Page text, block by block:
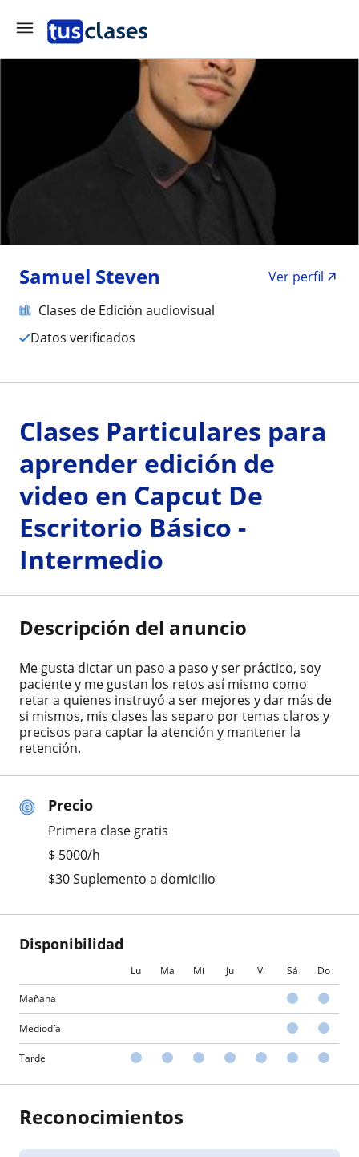
Samuel Steven
Ver perfil
Clases de Edición audiovisual
Datos verificados
Precio
Primera clase gratis
$ 5000/h
$30 Suplemento a domicilio
Disponibilidad
Lu Ma Mi Ju Vi Sá Do
Mañana
Mediodía
Tarde
Clases Particulares para
aprender edición de
video en Capcut De
Escritorio Básico -
Intermedio
Descripción del anuncio
Me gusta dictar un paso a paso y ser práctico, soy
paciente y me gustan los retos así mismo como
retar a quienes instruyó a ser mejores y dar más de
si mismos, mis clases las separo por temas claros y
precisos para captar la atención y mantener la
retención.
Reconocimientos